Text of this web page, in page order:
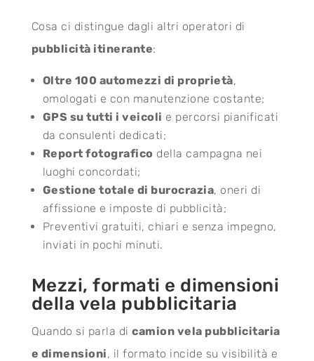
Cosa ci distingue dagli altri operatori di
pubblicità itinerante:
Oltre 100 automezzi di proprietà,
omologati e con manutenzione costante;
GPS su tutti i veicoli e percorsi pianificati
da consulenti dedicati;
Report fotografico della campagna nei
luoghi concordati;
Gestione totale di burocrazia, oneri di
affissione e imposte di pubblicità;
Preventivi gratuiti, chiari e senza impegno,
inviati in pochi minuti.
Mezzi, formati e dimensioni
della vela pubblicitaria
Quando si parla dicamion vela pubblicitaria
e dimensioni, il formato incide su visibilità e